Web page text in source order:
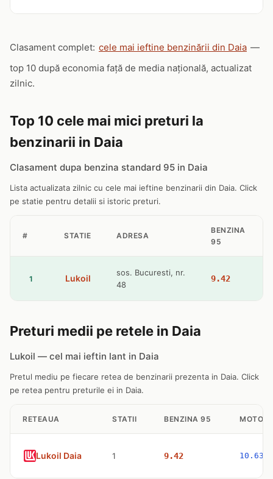
Clasament complet: cele mai ieftine benzinării din Daia —
top 10 după economia față de media națională, actualizat
zilnic.
Top 10 cele mai mici preturi la
benzinarii in Daia
Clasament dupa benzina standard 95 in Daia
Lista actualizata zilnic cu cele mai ieftine benzinarii din Daia. Click
pe statie pentru detalii si istoric preturi.
# STATIE ADRESA
BENZINA
95
1 Lukoil
sos. Bucuresti, nr.
48
9.42
Preturi medii pe retele in Daia
Lukoil — cel mai ieftin lant in Daia
Pretul mediu pe fiecare retea de benzinarii prezenta in Daia. Click
pe retea pentru preturile ei in Daia.
RETEAUA STATII BENZINA 95
Lukoil Daia 1 9.42 10.63